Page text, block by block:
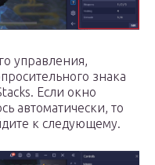
управления,
знака
Если окно
автоматически, то
к следующему.